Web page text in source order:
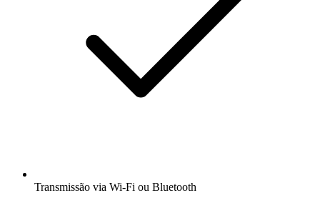
Transmissão via Wi-Fi ou Bluetooth